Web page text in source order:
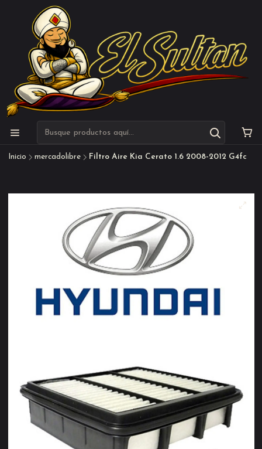
Inicio mercadolibre Filtro Aire Kia Cerato 1.6 2008-2012 G4fc